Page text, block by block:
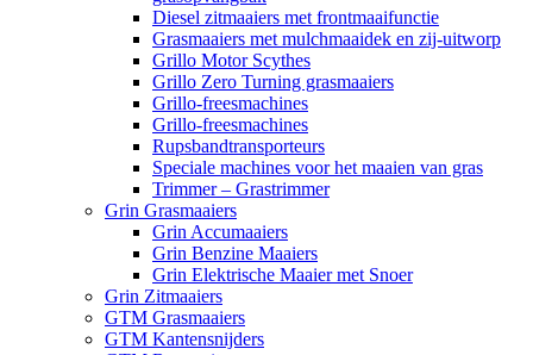
Diesel zitmaaiers met frontmaaifunctie
Grasmaaiers met mulchmaaidek en zij-uitworp
Grillo Motor Scythes
Grillo Zero Turning grasmaaiers
Grillo-freesmachines
Grillo-freesmachines
Rupsbandtransporteurs
Speciale machines voor het maaien van gras
Trimmer – Grastrimmer
Grin Grasmaaiers
Grin Accumaaiers
Grin Benzine Maaiers
Grin Elektrische Maaier met Snoer
Grin Zitmaaiers
GTM Grasmaaiers
GTM Kantensnijders